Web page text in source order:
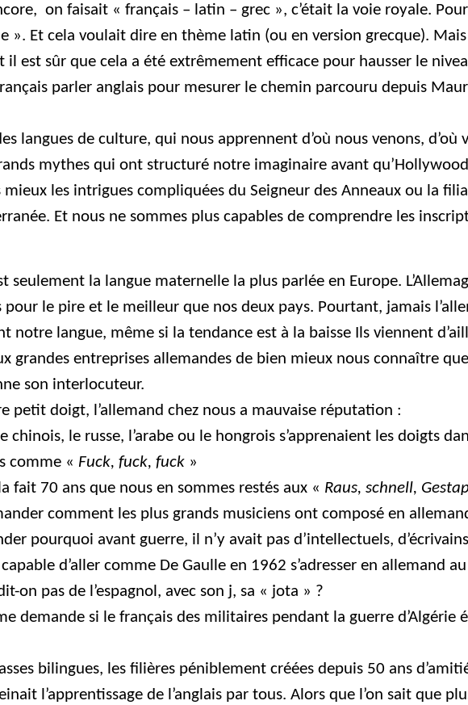
on faisait « français – latin – grec », c’était la voie royale.
Et cela voulait dire en thème latin (ou en version grecque). Mais
il est sûr que cela a été extrêmement efficace pour hausser le
parler anglais pour mesurer le chemin parcouru depuis
langues de culture, qui nous apprennent d’où nous venons, d’où
mythes qui ont structuré notre imaginaire avant
les intrigues compliquées du Seigneur des Anneaux ou la
Et nous ne sommes plus capables de comprendre les
seulement la langue maternelle la plus parlée en Europe.
le pire et le meilleur que nos deux pays. Pourtant, jamais
notre langue, même si la tendance est à la baisse Ils viennent
grandes entreprises allemandes de bien mieux nous connaître
son interlocuteur.
petit doigt, l’allemand chez nous a mauvaise réputation :
le russe, l’arabe ou le hongrois s’apprenaient les doigts
comme « Fuck, fuck, fuck »
fait 70 ans que nous en sommes restés aux « Raus, schnell,
comment les plus grands musiciens ont composé en
pourquoi avant guerre, il n’y avait pas d’intellectuels,
d’aller comme De Gaulle en 1962 s’adresser en allemand
on pas de l’espagnol, avec son j, sa « jota » ?
demande si le français des militaires pendant la guerre
bilingues, les filières péniblement créées depuis 50 ans
l’apprentissage de l’anglais par tous. Alors que l’on sait que